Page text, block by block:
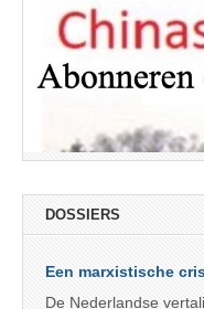
DOSSIERS
Een marxistische
De Nederlandse